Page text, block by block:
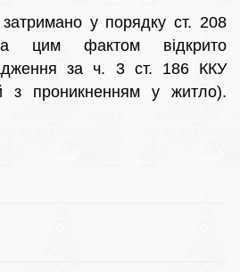
затримано у порядку ст. 208
цим фактом відкрито
за ч. 3 ст. 186 ККУ
з проникненням у житло).